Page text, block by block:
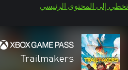
تخطي إلى المحتوى الرئيسي
Trailmakers